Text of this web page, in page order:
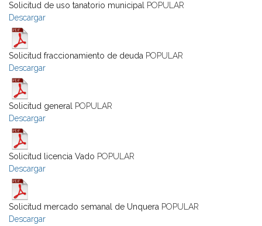
Solicitud de uso tanatorio municipal
POPULAR
Descargar
Solicitud fraccionamiento de deuda POPULAR
Descargar
Solicitud general
POPULAR
Descargar
Solicitud licencia Vado POPULAR
Descargar
Solicitud mercado semanal de Unquera POPULAR
Descargar